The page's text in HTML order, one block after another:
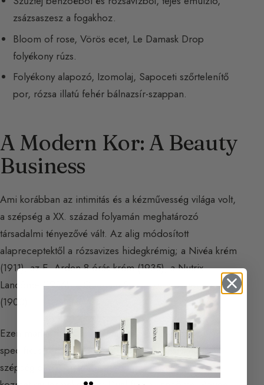
zsázsaszesz a fogakhoz.
Bloom of rose, Vörös ecet, Le Damask Drop
folyékony rúzs.
Folyékony alapozó, Izomolaj, Sapoceti szőrtelenítő
por, rózsa illatú fehér bálnazsír-szappan.
A Modern Kor: A Beauty
Business
Ami korábban az intimitás és a kézművesség világa volt,
a szépség a XX. század folyamán meghatározó
társadalmi tényezővé vált. Az alig módosított
alapreceptektől a rózsavizes hidegkrémig; a Nivéa krém
(1911), az E. Arden 8 órás krém (1935), a Nutrix
Lancôme (1936), a Guerlain Secret de bonne femme
(1900).
Ezen márkák nagy laboratóriumai által támogatott
specifikus kémia fejlődése gyökeresen átalakította a
szépségipart. Szintetikus parfümök jelentek meg a